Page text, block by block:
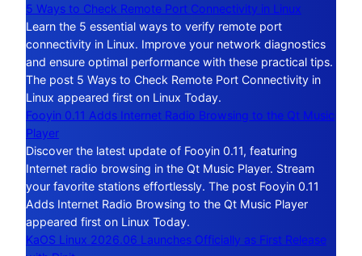
5 Ways to Check Remote Port Connectivity in Linux
Learn the 5 essential ways to verify remote port
connectivity in Linux. Improve your network diagnostics
and ensure optimal performance with these practical tips.
The post 5 Ways to Check Remote Port Connectivity in
Linux appeared first on Linux Today.
Fooyin 0.11 Adds Internet Radio Browsing to the Qt Music
Player
Discover the latest update of Fooyin 0.11, featuring
Internet radio browsing in the Qt Music Player. Stream
your favorite stations effortlessly. The post Fooyin 0.11
Adds Internet Radio Browsing to the Qt Music Player
appeared first on Linux Today.
KaOS Linux 2026.06 Launches Officially as First Release